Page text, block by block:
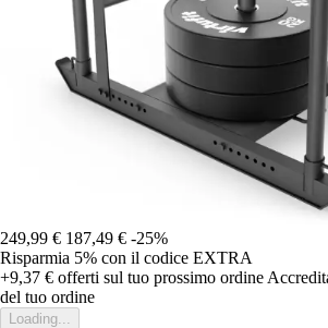
249,99 € 187,49 € -25%
Risparmia 5% con il codice EXTRA
+9,37 € offerti sul tuo prossimo ordine
del tuo ordine
Loading...